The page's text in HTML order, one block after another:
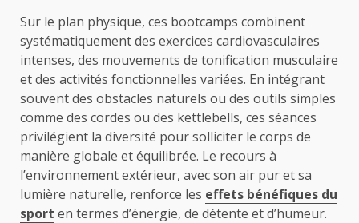
Sur le plan physique, ces bootcamps combinent
systématiquement des exercices cardiovasculaires
intenses, des mouvements de tonification musculaire
et des activités fonctionnelles variées. En intégrant
souvent des obstacles naturels ou des outils simples
comme des cordes ou des kettlebells, ces séances
privilégient la diversité pour solliciter le corps de
manière globale et équilibrée. Le recours à
l’environnement extérieur, avec son air pur et sa
lumière naturelle, renforce les effets bénéfiques du
sport en termes d’énergie, de détente et d’humeur.